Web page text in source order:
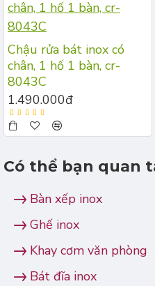
Chậu rửa bát inox có
chân, 1 hố 1 bàn, cr-
8043C
1.490.000đ
Có thể bạn quan
Bàn xếp inox
Ghế inox
Khay cơm văn phòng
Bát đĩa inox